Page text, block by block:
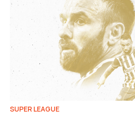
SUPER LEAGUE